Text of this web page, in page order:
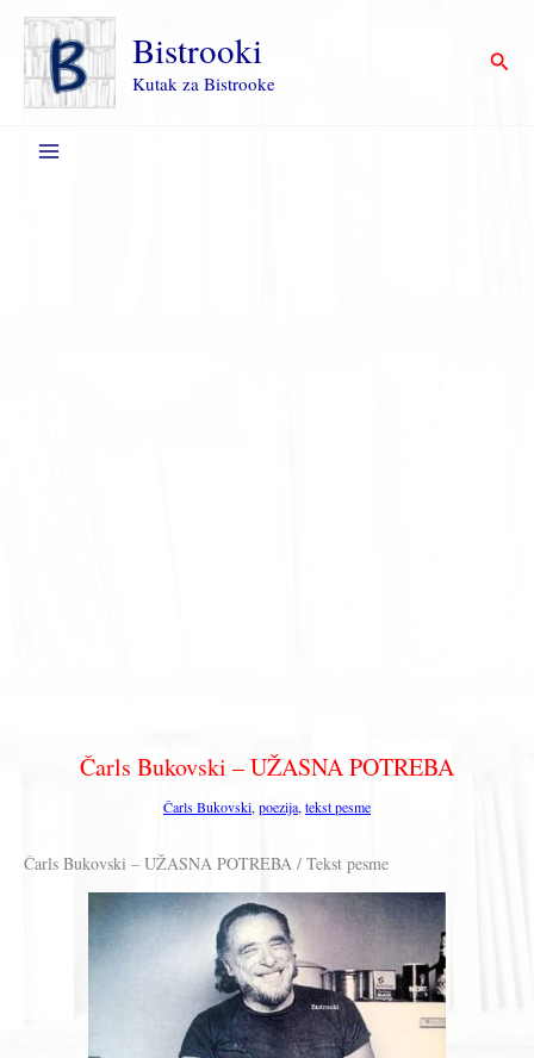
Пређи
садржај
Bistrooki
Kutak za Bistrooke
Čarls Bukovski – UŽASNA POTREBA
Čarls Bukovski, poezija, tekst pesme
Čarls Bukovski – UŽASNA POTREBA / Tekst pesme